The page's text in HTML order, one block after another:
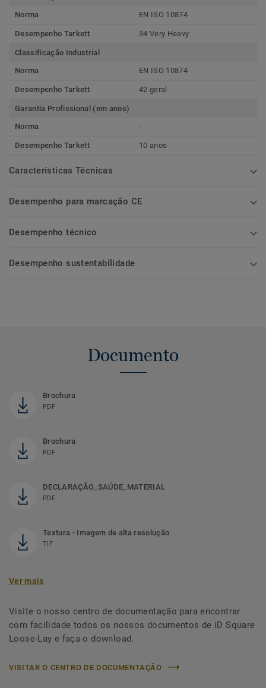
Norma
EN ISO 10874
Desempenho Tarkett 34 Very Heavy
Classificação Industrial
Norma
EN ISO 10874
Desempenho Tarkett 42 geral
Garantia Profissional (em anos)
Norma
-
Desempenho Tarkett 10 anos
Características Técnicas
Desempenho para marcação CE
Desempenho técnico
Desempenho sustentabilidade
Documento
Brochura
PDF
Brochura
PDF
DECLARAÇÃO_SAÚDE_MATERIAL
PDF
Textura - Imagem de alta resolução
TIF
Ver mais
Visite o nosso centro de documentação para encontrar
com facilidade todos os nossos documentos de iD Square
Loose-Lay e faça o download.
VISITAR O CENTRO DE DOCUMENTAÇÃO